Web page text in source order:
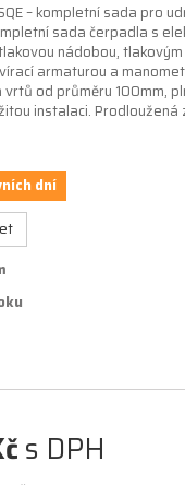
– kompletní sada pro
sada čerpadla s
nádobou,
armaturou a
vrtů od průměru 100mm,
instalaci. Prodloužená
dní
s DPH